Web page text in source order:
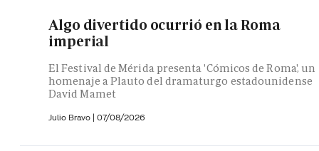
Algo divertido ocurrió en la Roma
imperial
El Festival de Mérida presenta 'Cómicos de Roma', un
homenaje a Plauto del dramaturgo estadounidense
David Mamet
Julio Bravo | 07/08/2026